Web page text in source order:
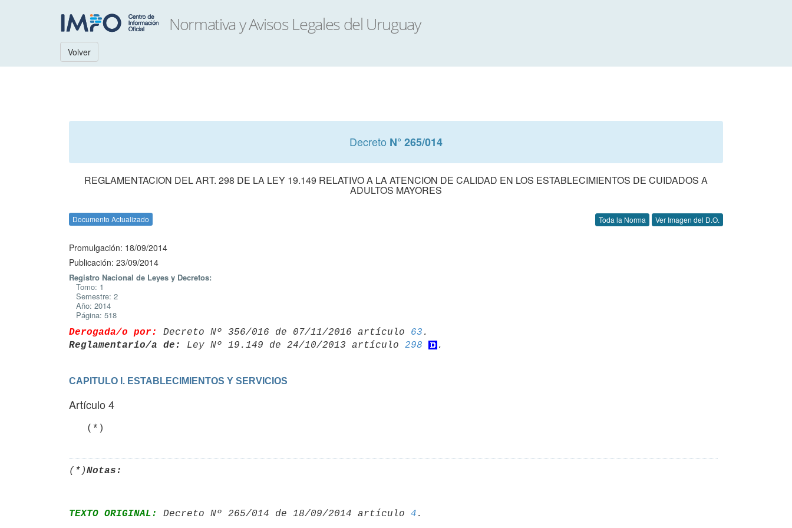
Volver
Decreto N° 265/014
REGLAMENTACION DEL ART. 298 DE LA LEY 19.149 RELATIVO A LA ATENCION DE CALIDAD EN LOS ESTABLECIMIENTOS DE CUIDADOS A
ADULTOS MAYORES
Documento Actualizado Toda la Norma Ver Imagen del D.O.
Promulgación: 18/09/2014
Publicación: 23/09/2014
Registro Nacional de Leyes y Decretos:
Tomo: 1
Semestre: 2
Año: 2014
Página: 518
Derogada/o por: Decreto Nº 356/016 de 07/11/2016 artículo 63
Reglamentario/a de:
Ley Nº 19.149 de 24/10/2013 artículo 298
CAPITULO I. ESTABLECIMIENTOS Y SERVICIOS
Artículo 4
   (*)
(*)Notas:
TEXTO ORIGINAL: Decreto Nº 265/014 de 18/09/2014 artículo 4